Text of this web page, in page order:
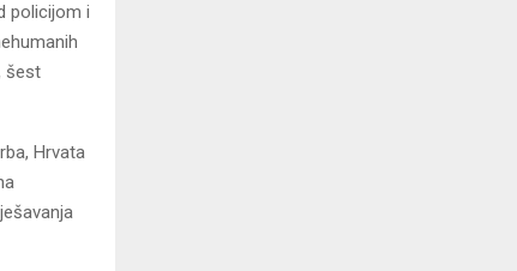
policijom i
šest
Hrvata